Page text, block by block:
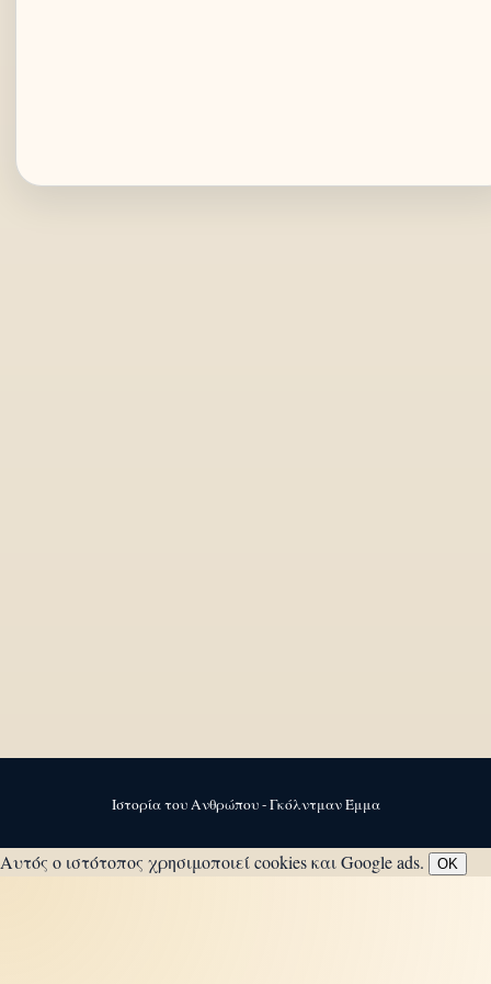
Ιστορία του Ανθρώπου - Γκόλντμαν Έμμα
Αυτός ο ιστότοπος χρησιμοποιεί cookies και Google ads. OK